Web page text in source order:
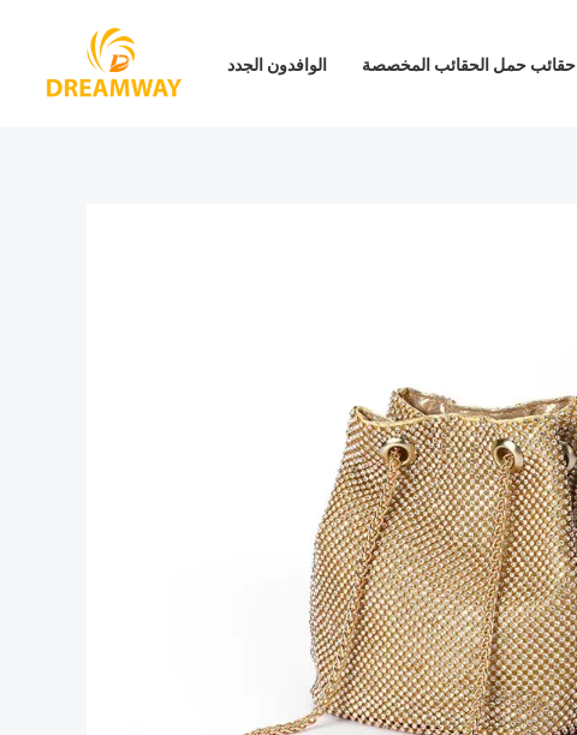
المحتوى
الوافدون الجدد حقائب حمل الحقائب المخصصة